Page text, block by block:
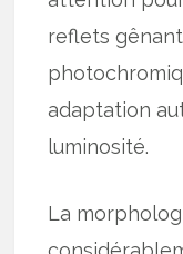
reflets
adaptation
luminosité.
La